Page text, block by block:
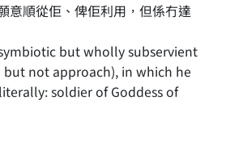
意順從佢、俾佢利用，但係冇達
not approach), in which he
soldier of Goddess of